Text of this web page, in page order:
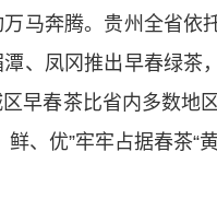
奔腾。贵州全省依
、凤冈推出早春绿茶
区早春茶比省内多数
、优”牢牢占据春茶“